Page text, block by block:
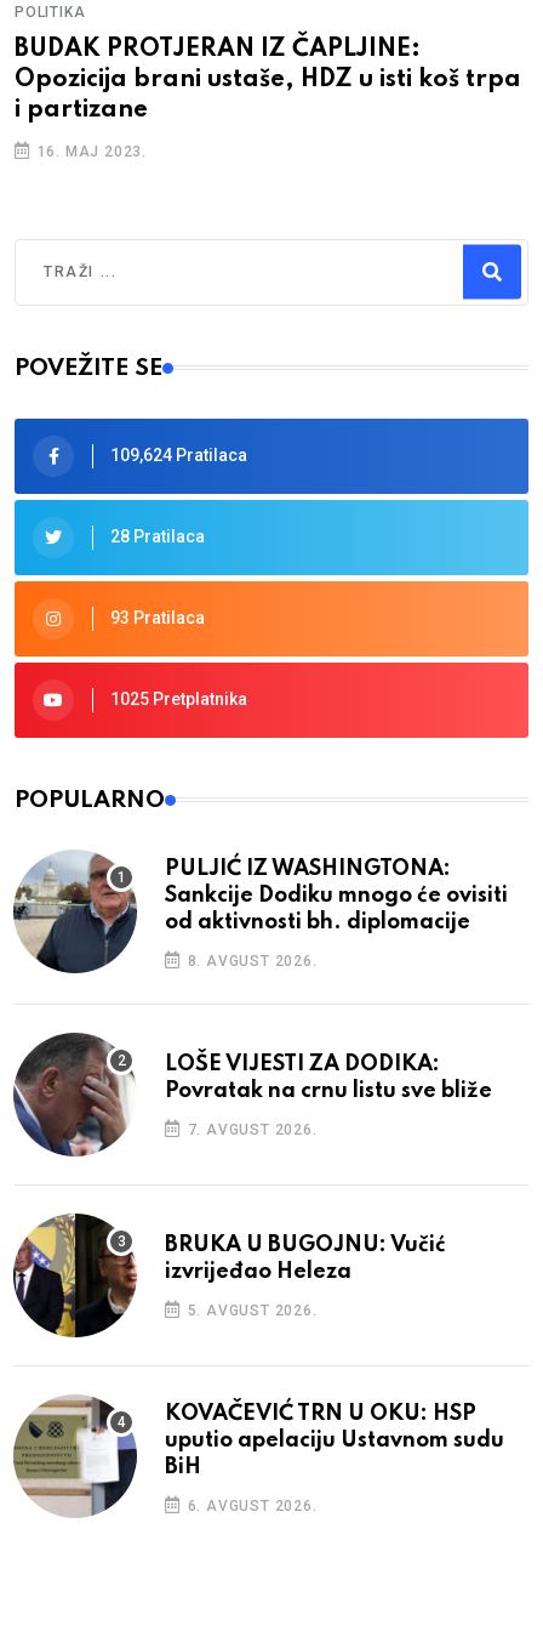
POLITIKA
BUDAK PROTJERAN IZ ČAPLJINE:
Opozicija brani ustaše, HDZ u isti koš trpa
i partizane
16. MAJ 2023.
Type 2 or more characters for results.
POVEŽITE SE
109,624 Pratilaca
28 Pratilaca
93 Pratilaca
1025 Pretplatnika
POPULARNO
PULJIĆ IZ WASHINGTONA:
Sankcije Dodiku mnogo će ovisiti
od aktivnosti bh. diplomacije
8. AVGUST 2026.
LOŠE VIJESTI ZA DODIKA:
Povratak na crnu listu sve bliže
7. AVGUST 2026.
BRUKA U BUGOJNU: Vučić
izvrijeđao Heleza
5. AVGUST 2026.
KOVAČEVIĆ TRN U OKU: HSP
uputio apelaciju Ustavnom sudu
BiH
6. AVGUST 2026.